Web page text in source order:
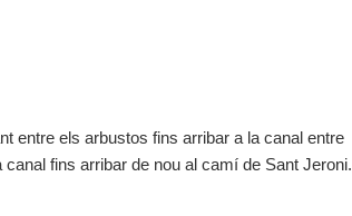
entre els arbustos fins arribar a la canal entre
fins arribar de nou al camí de Sant Jeroni.